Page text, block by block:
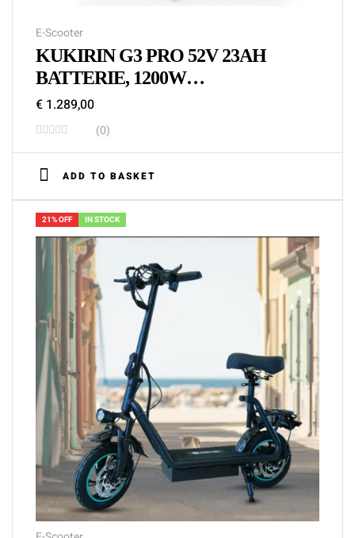
E-Scooter
KUKIRIN G3 PRO 52V 23AH
BATTERIE, 1200W
LEISTUNGSSTARKER MOTOR,
OFFROAD-ELEKTROROLLER
€ 1.289,00
(0)
ADD TO BASKET
21% OFF IN STOCK